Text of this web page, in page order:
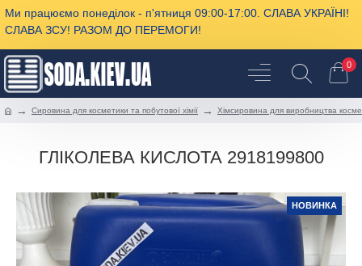
Ми працюємо понеділок - п'ятниця 09:00-17:00. СЛАВА УКРАЇНІ!
СЛАВА ЗСУ! РАЗОМ ДО ПЕРЕМОГИ!
0
Сировина для косметики та побутової хімії Хімсировина для виробництва
ГЛІКОЛЕВА КИСЛОТА 2918199800
НОВИНКА